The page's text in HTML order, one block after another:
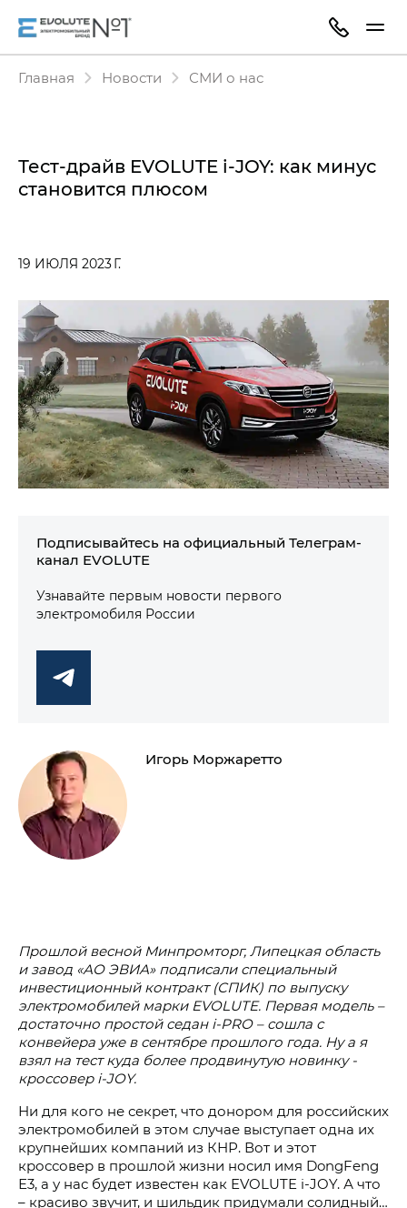
Главная Новости СМИ о нас
Тест-драйв EVOLUTE i‑JOY: как минус
становится плюсом
19 ИЮЛЯ 2023 Г.
Подписывайтесь на официальный Телеграм-
канал EVOLUTE
Узнавайте первым новости первого
электромобиля России
Игорь Моржаретто
Прошлой весной Минпромторг, Липецкая область
и завод «АО ЭВИА» подписали специальный
инвестиционный контракт (СПИК) по выпуску
электромобилей марки EVOLUTE. Первая модель –
достаточно простой седан i‑PRO – сошла с
конвейера уже в сентябре прошлого года. Ну а я
взял на тест куда более продвинутую новинку -
кроссовер i‑JOY.
Ни для кого не секрет, что донором для российских
электромобилей в этом случае выступает одна их
крупнейших компаний из КНР. Вот и этот
кроссовер в прошлой жизни носил имя DongFeng
Е3, а у нас будет известен как EVOLUTE i‑JOY. А что
– красиво звучит, и шильдик придумали солидный…